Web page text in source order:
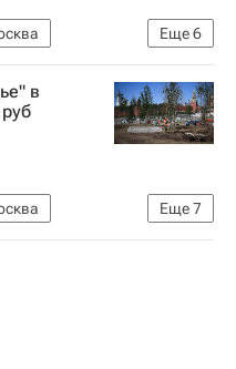
Еще6
Путин
в Зарядье
в
Еще7
Хуснуллин